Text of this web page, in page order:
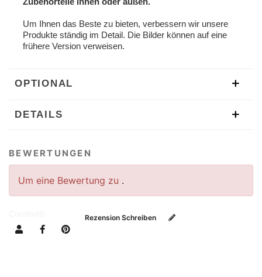
Um Ihnen das Beste zu bieten, verbessern wir unsere
Produkte ständig im Detail. Die Bilder können auf eine
frühere Version verweisen.
OPTIONAL
DETAILS
BEWERTUNGEN
Um eine Bewertung zu .
Rezension Schreiben